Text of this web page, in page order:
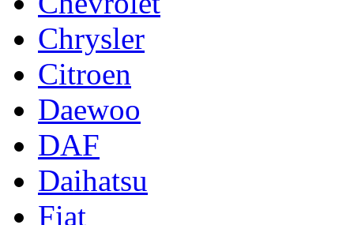
Chrysler
Citroen
Daewoo
DAF
Daihatsu
Fiat